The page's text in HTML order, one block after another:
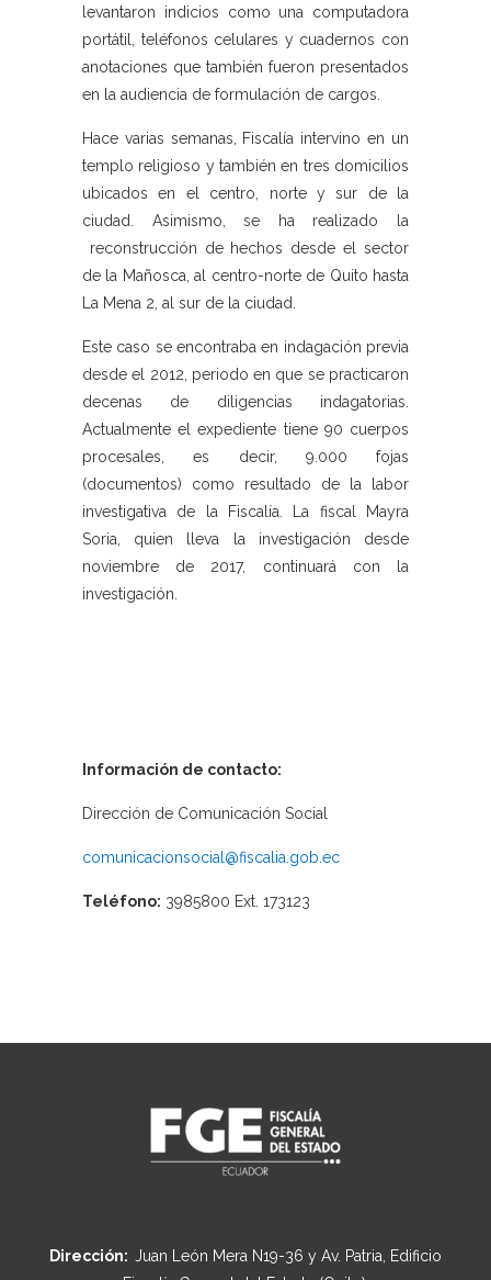
levantaron indicios como una computadora
portátil, teléfonos celulares y cuadernos con
anotaciones que también fueron presentados
en la audiencia de formulación de cargos.
Hace varias semanas, Fiscalía intervino en un
templo religioso y también en tres domicilios
ubicados en el centro, norte y sur de la
ciudad. Asimismo, se ha realizado la
reconstrucción de hechos desde el sector
de la Mañosca, al centro-norte de Quito hasta
La Mena 2, al sur de la ciudad.
Este caso se encontraba en indagación previa
desde el 2012, periodo en que se practicaron
decenas de diligencias indagatorias.
Actualmente el expediente tiene 90 cuerpos
procesales, es decir, 9.000 fojas
(documentos) como resultado de la labor
investigativa de la Fiscalía. La fiscal Mayra
Soria, quien lleva la investigación desde
noviembre de 2017, continuará con la
investigación.
Información de contacto:
Dirección de Comunicación Social
comunicacionsocial@fiscalia.gob.ec
Teléfono: 3985800 Ext. 173123
Dirección: Juan León Mera N19-36 y Av. Patria, Edificio